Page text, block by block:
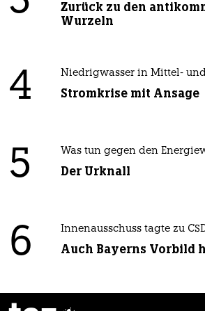
Zurück zu den
Wurzeln
4 Niedrigwasser in Mittel-
Stromkrise mit Ansage
5 Was tun gegen den
Der Urknall
6 Innenausschuss tagte zu
Auch Bayerns Vorbild